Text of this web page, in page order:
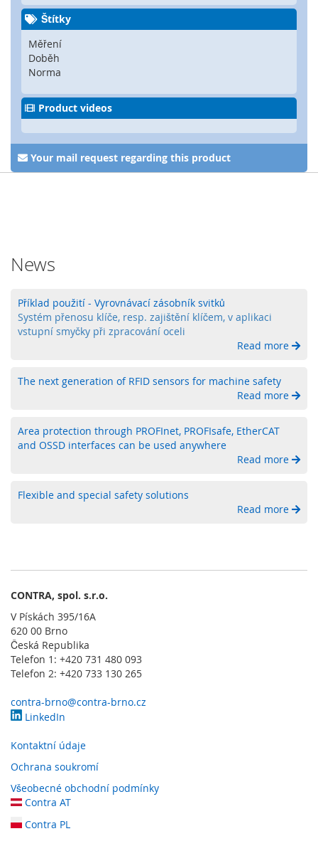
R
a
d
a
r
v
é
e
n
z
C
e
l
é
z
á
t
o
e
O
b
s
l
u
n
é
v
á
d
a
c
í
Štítky
Měření
Doběh
Norma
Product videos
Your mail request regarding this product
News
Příklad použití - Vyrovnávací zásobník svitků
Systém přenosu klíče, resp. zajištění klíčem, v aplikaci
vstupní smyčky při zpracování oceli
Read more
The next generation of RFID sensors for machine safety
Read more
Area protection through PROFInet, PROFIsafe, EtherCAT
and OSSD interfaces can be used anywhere
Read more
Flexible and special safety solutions
Read more
CONTRA, spol. s.r.o.
V Pískách 395/16A
620 00 Brno
Česká Republika
Telefon 1: +420 731 480 093
Telefon 2: +420 733 130 265
contra-brno@contra-brno.cz
LinkedIn
Kontaktní údaje
Ochrana soukromí
Všeobecné obchodní podmínky
Contra AT
Contra PL